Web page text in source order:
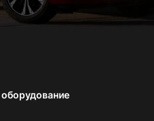
оборудование